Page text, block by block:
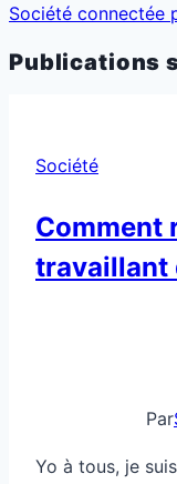
Société connectée
Publications
Société
Comment
travaillant
Par
Yo à tous, je